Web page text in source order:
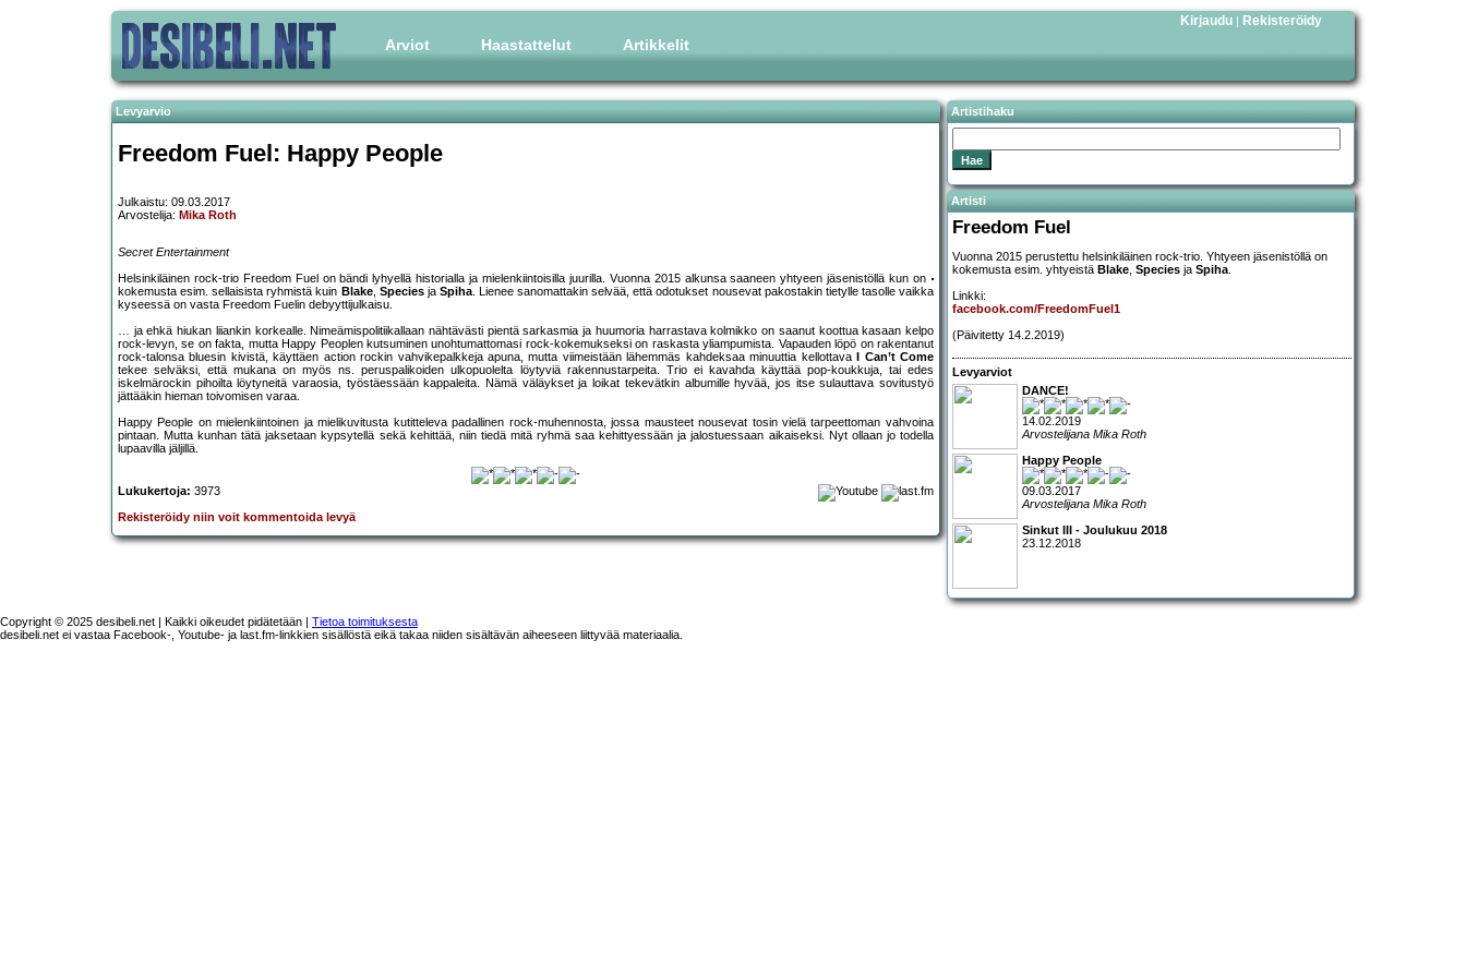
Arviot Haastattelut Artikkelit
Kirjaudu | Rekisteröidy
Levyarvio
Freedom Fuel: Happy People
Julkaistu: 09.03.2017
Arvostelija: Mika Roth
Secret Entertainment
Helsinkiläinen rock-trio Freedom Fuel on bändi lyhyellä historialla ja mielenkiintoisilla juurilla. Vuonna 2015 alkunsa saaneen yhtyeen jäsenistöllä kun on
kokemusta esim. sellaisista ryhmistä kuin Blake, Speciesja Spiha. Lienee sanomattakin selvää, että odotukset nousevat pakostakin tietylle tasolle vaikka
kyseessä on vasta Freedom Fuelin debyyttijulkaisu.
… ja ehkä hiukan liiankin korkealle. Nimeämispolitiikallaan nähtävästi pientä sarkasmia ja huumoria harrastava kolmikko on saanut koottua kasaan kelpo
rock-levyn, se on fakta, mutta Happy Peoplen kutsuminen unohtumattomasi rock-kokemukseksi on raskasta yliampumista. Vapauden löpö on rakentanut
rock-talonsa bluesin kivistä, käyttäen action rockin vahvikepalkkeja apuna, mutta viimeistään lähemmäs kahdeksaa minuuttia kellottava
I Can’t Come
tekee selväksi, että mukana on myös ns. peruspalikoiden ulkopuolelta löytyviä rakennustarpeita. Trio ei kavahda käyttää pop-koukkuja, tai edes
iskelmärockin pihoilta löytyneitä varaosia, työstäessään kappaleita. Nämä väläykset ja loikat tekevätkin albumille hyvää, jos itse sulauttava sovitustyö
jättääkin hieman toivomisen varaa.
Happy People on mielenkiintoinen ja mielikuvitusta kutitteleva padallinen rock-muhennosta, jossa mausteet nousevat tosin vielä tarpeettoman vahvoina
pintaan. Mutta kunhan tätä jaksetaan kypsytellä sekä kehittää, niin tiedä mitä ryhmä saa kehittyessään ja jalostuessaan aikaiseksi. Nyt ollaan jo todella
lupaavilla jäljillä.
Lukukertoja: 3973
Rekisteröidy niin voit kommentoida levyä
Artistihaku
Artisti
Freedom Fuel
Vuonna 2015 perustettu helsinkiläinen rock-trio. Yhtyeen jäsenistöllä on
kokemusta esim. yhtyeistä Blake, Species ja Spiha.
Linkki:
facebook.com/FreedomFuel1
(Päivitetty 14.2.2019)
Levyarviot
DANCE!
14.02.2019
Arvostelijana Mika Roth
Happy People
09.03.2017
Arvostelijana Mika Roth
Sinkut III - Joulukuu 2018
23.12.2018
Copyright © 2025 desibeli.net | Kaikki oikeudet pidätetään | Tietoa toimituksesta
desibeli.net ei vastaa Facebook-, Youtube- ja last.fm-linkkien sisällöstä eikä takaa niiden sisältävän aiheeseen liittyvää materiaalia.